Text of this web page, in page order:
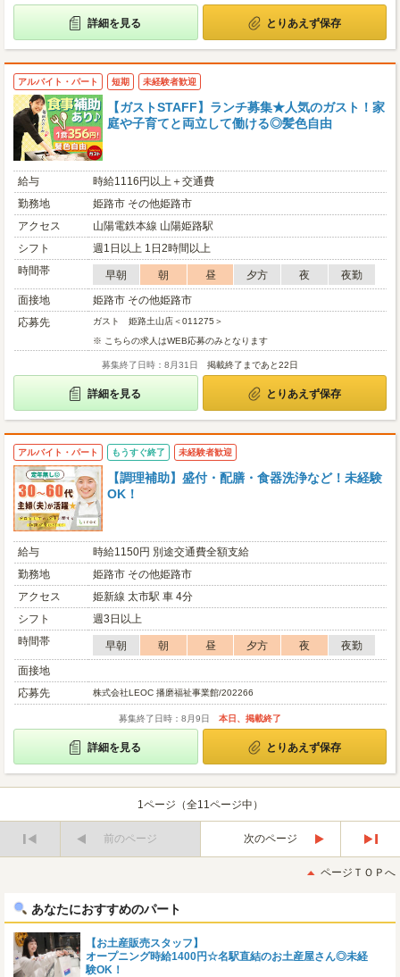
詳細を見る とりあえず保存
アルバイト・パート 短期 未経験者歓迎
【ガストSTAFF】ランチ募集★人気のガスト！家
庭や子育てと両立して働ける◎髪色自由
給与
時給1116円以上＋交通費
勤務地
姫路市 その他姫路市
アクセス
山陽電鉄本線 山陽姫路駅
シフト
週1日以上 1日2時間以上
時間帯
早朝 朝 昼 夕方 夜
夜勤
面接地
姫路市 その他姫路市
応募先
ガスト 姫路土山店＜011275＞
※ こちらの求人はWEB応募のみとなります
募集終了日時：8月31日 掲載終了まであと22日
詳細を見る とりあえず保存
アルバイト・パート もうすぐ終了 未経験者歓迎
【調理補助】盛付・配膳・食器洗浄など！未経験
OK！
給与
時給1150円 別途交通費全額支給
勤務地
姫路市 その他姫路市
アクセス
姫新線 太市駅 車 4分
シフト
週3日以上
時間帯
早朝 朝 昼 夕方 夜
夜勤
面接地
応募先
株式会社LEOC 播磨福祉事業館/202266
募集終了日時：8月9日 本日、掲載終了
詳細を見る とりあえず保存
1ページ（全11ページ中）
前のページ
次のページ
後
ページＴＯＰへ
あなたにおすすめのパート
【お土産販売スタッフ】
オープニング時給1400円☆名駅直結のお土産屋さん◎未経
験OK！